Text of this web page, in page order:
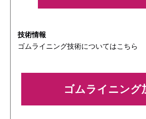
技術情報
ゴムライニング技術についてはこちら
ゴムライニング